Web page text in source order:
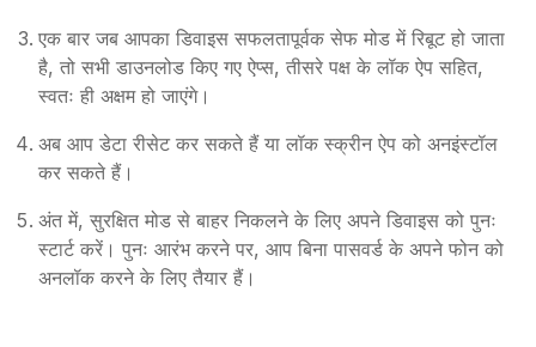
एक बार जब आपका डिवाइस सफलतापूर्वक सेफ मोड में रिबूट हो जाता
है, तो सभी डाउनलोड किए गए ऐप्स, तीसरे पक्ष के लॉक ऐप सहित,
स्वतः ही अक्षम हो जाएंगे।
अब आप डेटा रीसेट कर सकते हैं या लॉक स्क्रीन ऐप को अनइंस्टॉल
कर सकते हैं।
अंत में, सुरक्षित मोड से बाहर निकलने के लिए अपने डिवाइस को पुनः
स्टार्ट करें। पुनः आरंभ करने पर, आप बिना पासवर्ड के अपने फोन को
अनलॉक करने के लिए तैयार हैं।